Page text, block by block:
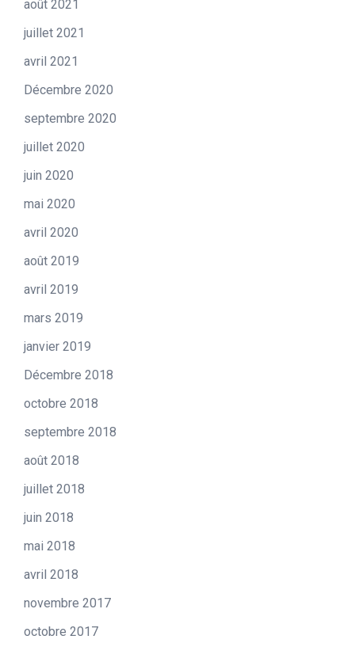
août 2021
juillet 2021
avril 2021
Décembre 2020
septembre 2020
juillet 2020
juin 2020
mai 2020
avril 2020
août 2019
avril 2019
mars 2019
janvier 2019
Décembre 2018
octobre 2018
septembre 2018
août 2018
juillet 2018
juin 2018
mai 2018
avril 2018
novembre 2017
octobre 2017